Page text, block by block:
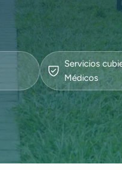
Servicios
Médicos